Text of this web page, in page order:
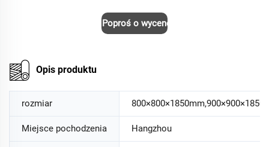
Poproś o wycenę
Opis produktu
rozmiar
Miejsce pochodzenia Hangzhou